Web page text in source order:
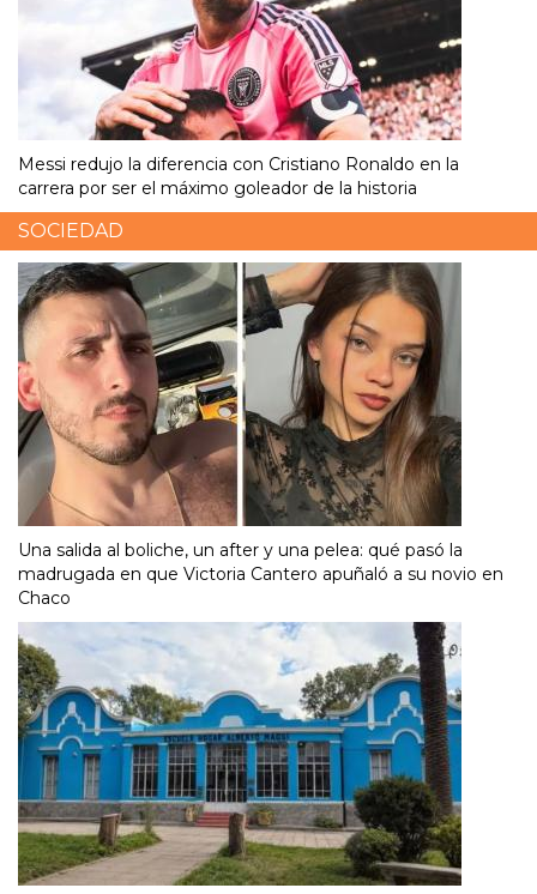
Messi redujo la diferencia con Cristiano Ronaldo en la
carrera por ser el máximo goleador de la historia
SOCIEDAD
Una salida al boliche, un after y una pelea: qué pasó la
madrugada en que Victoria Cantero apuñaló a su novio en
Chaco